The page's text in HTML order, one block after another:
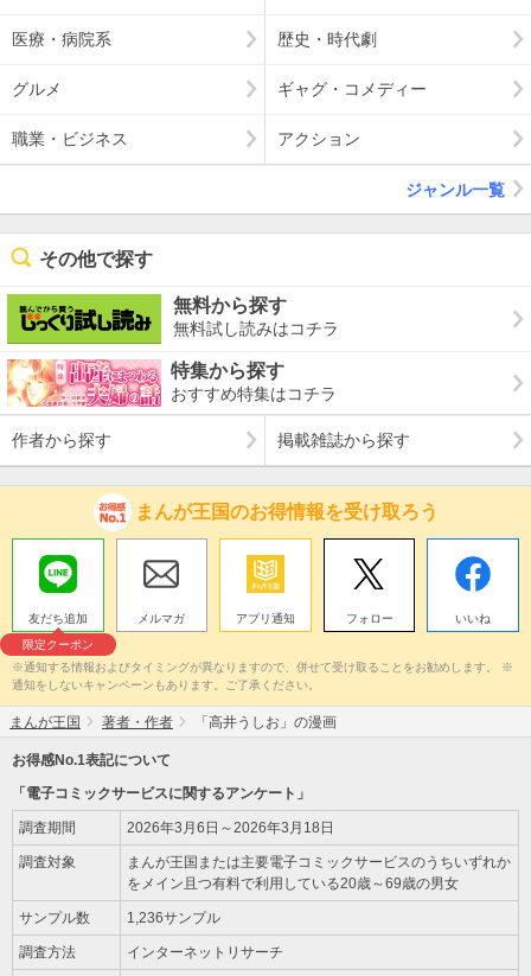
医療・病院系 歴史・時代劇
グルメ ギャグ・コメディー
職業・ビジネス アクション
ジャンル一覧
その他で探す
無料から探す
無料試し読みはコチラ
特集から探す
おすすめ特集はコチラ
作者から探す 掲載雑誌から探す
まんが王国のお得情報を受け取ろう
友だち追加
限定クーポン
メルマガ アプリ通知 フォロー いいね
※通知する情報およびタイミングが異なりますので、併せて受け取ることをお勧めします。 ※
通知をしないキャンペーンもあります。ご了承ください。
まんが王国 著者・作者 「高井うしお」の漫画
お得感No.1表記について
「電子コミックサービスに関するアンケート」
調査期間 2026年3月6日～2026年3月18日
調査対象
まんが王国または主要電子コミックサービスのうちいずれか
をメイン且つ有料で利用している20歳～69歳の男女
サンプル数 1,236サンプル
調査方法 インターネットリサーチ